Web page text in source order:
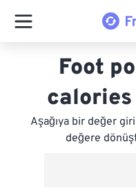
Foot
Aşağıya bir değer
değere